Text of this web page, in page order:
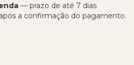
— prazo de até 7 dias
a confirmação do pagamento.